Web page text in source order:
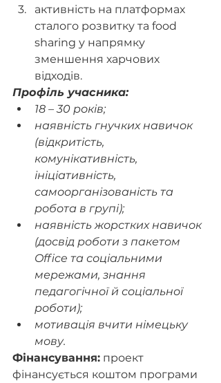
активність на платформах
сталого розвитку та food
sharing у напрямку
зменшення харчових
відходів.
Профіль учасника:
18 – 30 років;
наявність гнучких навичок
(відкритість,
комунікативність,
ініціативність,
самоорганізованість та
робота в групі);
наявність жорстких навичок
(досвід роботи з пакетом
Office та соціальними
мережами, знання
педагогічної й соціальної
роботи);
мотивація вчити німецьку
мову.
Фінансування: проект
фінансується коштом програми